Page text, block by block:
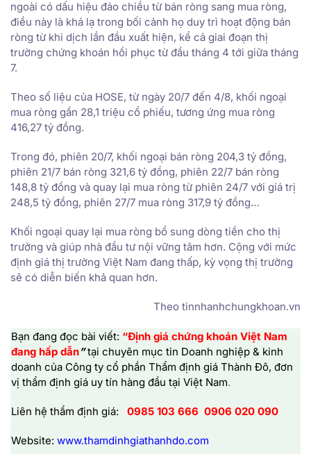
ngoài có dấu hiệu đảo chiều từ bán ròng sang mua ròng,
điều này là khá lạ trong bối cảnh họ duy trì hoạt động bán
ròng từ khi dịch lần đầu xuất hiện, kể cả giai đoạn thị
trường chứng khoán hồi phục từ đầu tháng 4 tới giữa tháng
7.
Theo số liệu của HOSE, từ ngày 20/7 đến 4/8, khối ngoại
mua ròng gần 28,1 triệu cổ phiếu, tương ứng mua ròng
416,27 tỷ đồng.
Trong đó, phiên 20/7, khối ngoại bán ròng 204,3 tỷ đồng,
phiên 21/7 bán ròng 321,6 tỷ đồng, phiên 22/7 bán ròng
148,8 tỷ đồng và quay lại mua ròng từ phiên 24/7 với giá trị
248,5 tỷ đồng, phiên 27/7 mua ròng 317,9 tỷ đồng…
Khối ngoại quay lại mua ròng bổ sung dòng tiền cho thị
trường và giúp nhà đầu tư nội vững tâm hơn. Cộng với mức
định giá thị trường Việt Nam đang thấp, kỳ vọng thị trường
sẽ có diễn biến khả quan hơn.
Theo tinnhanhchungkhoan.vn
Bạn đang đọc bài viết: “Định giá chứng khoán Việt Nam
đang hấp dẫn” tại chuyên mục tin Doanh nghiệp & kinh
doanh của Công ty cổ phần Thẩm định giá Thành Đô, đơn
vị thẩm định giá uy tín hàng đầu tại Việt Nam.
Liên hệ thẩm định giá: 0985 103 666 0906 020 090
Website: www.thamdinhgiathanhdo.com